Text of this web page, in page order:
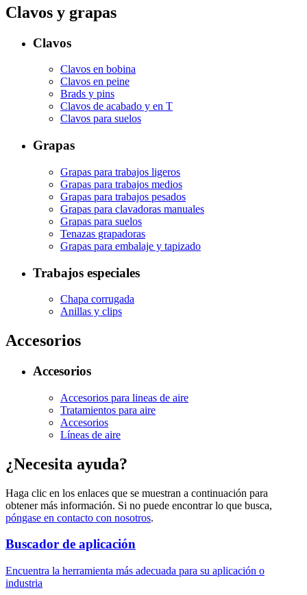
Clavos y grapas
Clavos
Clavos en bobina
Clavos en peine
Brads y pins
Clavos de acabado y en T
Clavos para suelos
Grapas
Grapas para trabajos ligeros
Grapas para trabajos medios
Grapas para trabajos pesados
Grapas para clavadoras manuales
Grapas para suelos
Tenazas grapadoras
Grapas para embalaje y tapizado
Trabajos especiales
Chapa corrugada
Anillas y clips
Accesorios
Accesorios
Accesorios para lineas de aire
Tratamientos para aire
Accesorios
Líneas de aire
¿Necesita ayuda?
Haga clic en los enlaces que se muestran a continuación para
obtener más información. Si no puede encontrar lo que busca,
póngase en contacto con nosotros.
Buscador de aplicación
Encuentra la herramienta más adecuada para su aplicación o
industria